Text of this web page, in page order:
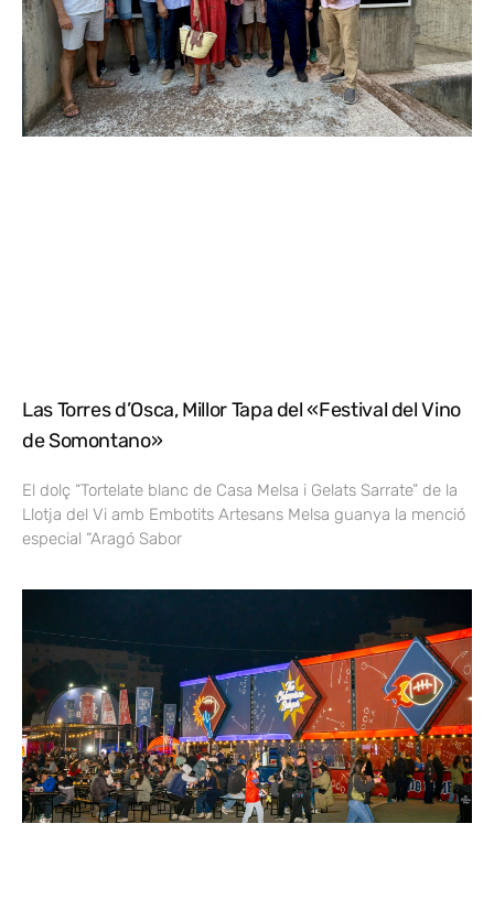
Las Torres d’Osca, Millor Tapa del «Festival del Vino
de Somontano»
El dolç “Tortelate blanc de Casa Melsa i Gelats Sarrate” de la
Llotja del Vi amb Embotits Artesans Melsa guanya la menció
especial “Aragó Sabor